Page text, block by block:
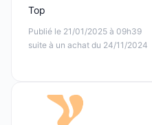
Publié le 21/01/2025 à 09h39
suite à un achat du 24/11/2024
Top